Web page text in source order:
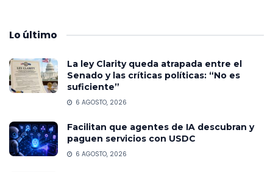
Lo último
La ley Clarity queda atrapada entre el
Senado y las críticas políticas: “No es
suficiente”
6 AGOSTO, 2026
Facilitan que agentes de IA descubran y
paguen servicios con USDC
6 AGOSTO, 2026